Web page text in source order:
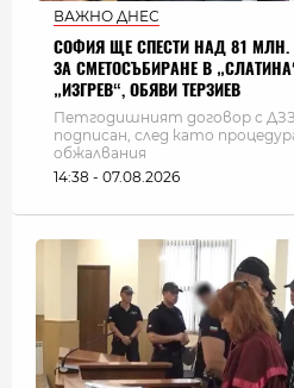
ВАЖНО ДНЕС
СОФИЯ ЩЕ СПЕСТИ НАД 81 МЛН.
ЗА СМЕТОСЪБИРАНЕ В
„ИЗГРЕВ“, ОБЯВИ ТЕРЗИЕВ
Петгодишният договор с
подписан, след като
обжалвания
14:38 - 07.08.2026